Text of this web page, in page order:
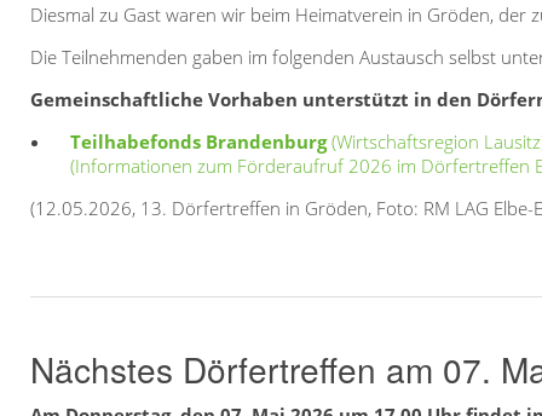
Diesmal zu Gast waren wir beim Heimatverein in Gröden, der
Die Teilnehmenden gaben im folgenden Austausch selbst
Gemeinschaftliche Vorhaben unterstützt in den
Teilhabefonds Brandenburg(Wirtschaftsregion
(Informationen zum Förderaufruf 2026 im Dörfertreffen
(12.05.2026, 13. Dörfertreffen in Gröden, Foto: RM LAG Elbe-
Nächstes Dörfertreffen am 07.